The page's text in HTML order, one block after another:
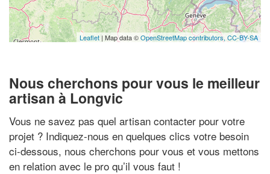
Leaflet | Map data ©OpenStreetMap contributors, CC-BY-SA
Nous cherchons pour vous le meilleur
artisan à Longvic
Vous ne savez pas quel artisan contacter pour votre
projet ? Indiquez-nous en quelques clics votre besoin
ci-dessous, nous cherchons pour vous et vous mettons
en relation avec le pro qu’il vous faut !